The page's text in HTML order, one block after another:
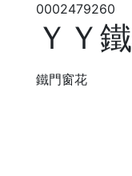
0002479260
ＹＹ
鐵門窗花